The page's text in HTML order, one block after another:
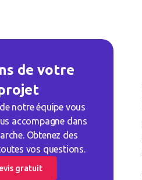
de votre
notre équipe vous
accompagne dans
Obtenez des
vos questions.
gratuit